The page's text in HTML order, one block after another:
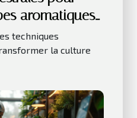
aromatiques
techniques
la culture